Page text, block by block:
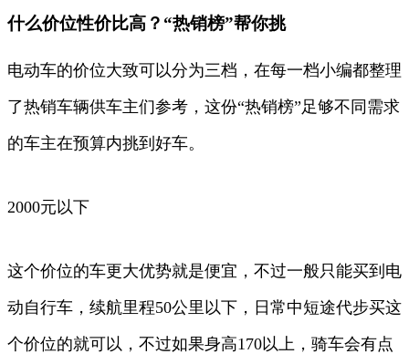
什么价位性价比高？“热销榜”帮你挑
电动车的价位大致可以分为三档，在每一档小编都整理
了热销车辆供车主们参考，这份“热销榜”足够不同需求
的车主在预算内挑到好车。
2000元以下
这个价位的车更大优势就是便宜，不过一般只能买到电
动自行车，续航里程50公里以下，日常中短途代步买这
个价位的就可以，不过如果身高170以上，骑车会有点